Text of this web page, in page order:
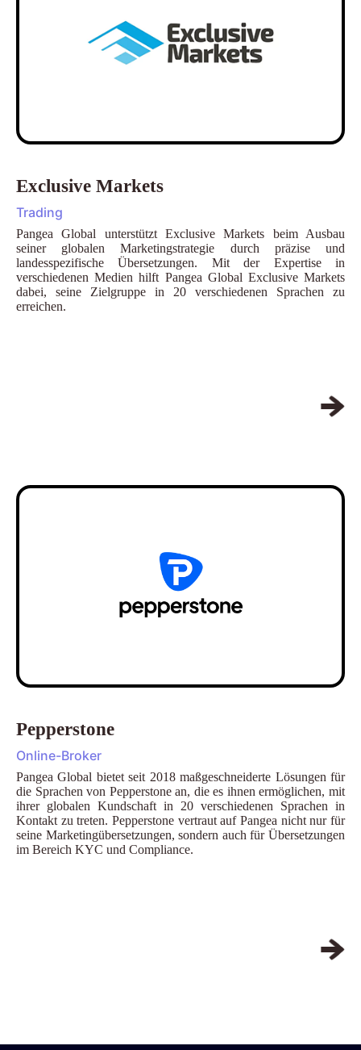
Exclusive Markets
Trading
Pangea Global unterstützt Exclusive Markets beim Ausbau
seiner globalen Marketingstrategie durch präzise und
landesspezifische Übersetzungen. Mit der Expertise in
verschiedenen Medien hilft Pangea Global Exclusive Markets
dabei, seine Zielgruppe in 20 verschiedenen Sprachen zu
erreichen.
Pepperstone
Online-Broker
Pangea Global bietet seit 2018 maßgeschneiderte Lösungen für
die Sprachen von Pepperstone an, die es ihnen ermöglichen, mit
ihrer globalen Kundschaft in 20 verschiedenen Sprachen in
Kontakt zu treten. Pepperstone vertraut auf Pangea nicht nur für
seine Marketingübersetzungen, sondern auch für Übersetzungen
im Bereich KYC und Compliance.